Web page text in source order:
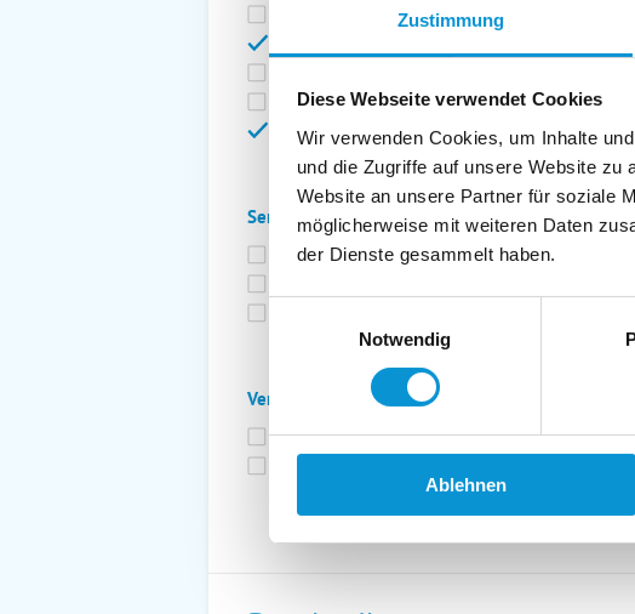
Zustimmung
Diese Webseite verwendet Cookies
Wir verwenden Cookies, um Inhalte
und die Zugriffe auf unsere Website zu
Website an unsere Partner für soziale
möglicherweise mit weiteren Daten
der Dienste gesammelt haben.
Notwendig
Ablehnen
Garten/Liegewiese
Terrasse
Balkon
Abstellraum
Service:
Bettwäsche inkl.
Geschirrtücher
Verpflegung:
Brötchenservice
Frühstück
Vollpension möglich